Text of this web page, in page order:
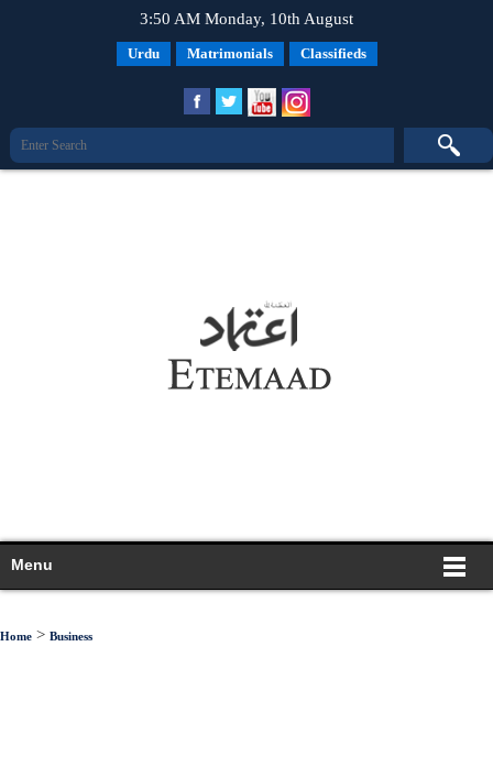
3:50 AM Monday, 10th August
Urdu Matrimonials Classifieds
Menu
Home > Business